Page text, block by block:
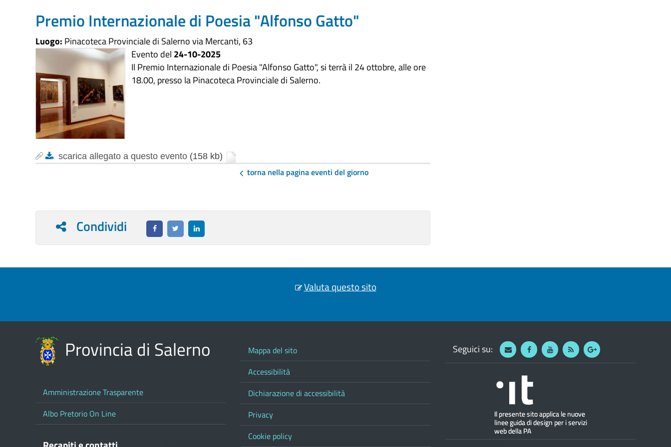
Premio Internazionale di Poesia "Alfonso Gatto"
Luogo: Pinacoteca Provinciale di Salerno via Mercanti, 63
Evento del 24-10-2025
Il Premio Internazionale di Poesia "Alfonso Gatto", si terrà il 24 ottobre, alle ore
18.00, presso la Pinacoteca Provinciale di Salerno.
scarica allegato a questo evento (158 kb)
torna nella pagina eventi del giorno
Condividi
Valuta questo sito
Provincia di Salerno
Amministrazione Trasparente
Albo Pretorio On Line
Mappa del sito
Accessibilità
Dichiarazione di accessibilità
Privacy
Cookie policy
Seguici su: WebmailFacebookYoutube
RSS Google